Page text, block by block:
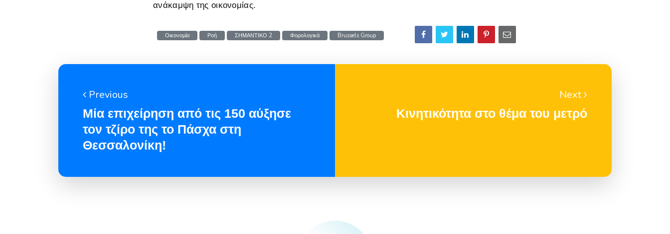
ανάκαμψη της οικονομίας.
Οικονομία Ροή ΣΗΜΑΝΤΙΚΟ 2 Φορολογικά Brussels Group
Previous
Μία επιχείρηση από τις 150 αύξησε
τον τζίρο της το Πάσχα στη
Θεσσαλονίκη!
Next
Κινητικότητα στο θέμα του μετρό